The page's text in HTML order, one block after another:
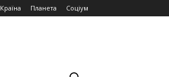
Країна Планета Соціум